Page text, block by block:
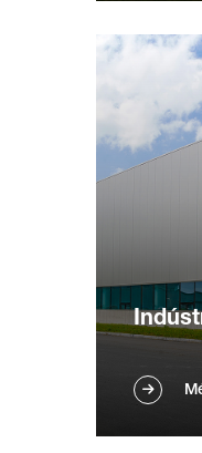
tasques